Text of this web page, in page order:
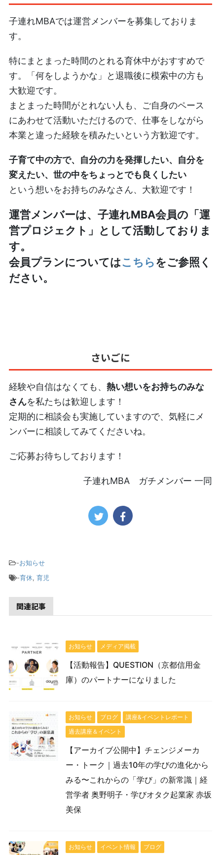
子連れMBAでは運営メンバーを募集しておりま
す。
特にまとまった時間のとれる育休中がおすすめで
す。「何をしようかな」と退職後に模索中の方も
大歓迎です。
まとまった時間がとれない人も、ご自身のペース
にあわせて活動いただけるので、仕事をしながら
本業と違った経験を積みたいという方歓迎です。
子育て中の方で、自分の力を発揮したい、自分を
変えたい、世の中をちょっとでも良くしたい
という想いをお持ちのみなさん、大歓迎です！
運営メンバーは、子連れMBA会員の「運
営プロジェクト」として活動しておりま
す。
会員プランについてはこちらをご参照く
ださい。
さいごに
経験や自信はなくても、 熱い想いをお持ちのみな
さんを私たちは歓迎します！
定期的に相談会も実施していますので、気軽にメ
ンバーに相談してみてくださいね。
ご応募お待ちしております！
子連れMBA ガチメンバー 一同
-お知らせ
-育休, 育児
関連記事
お知らせ メディア掲載
【活動報告】QUESTION（京都信用金
庫）のパートナーになりました
お知らせ ブログ
講座&イベントレポート
過去講座＆イベント
【アーカイブ公開中】チェンジメーカ
ー・トーク｜過去10年の学びの進化から
みる〜これからの「学び」の新常識｜経
営学者 奥野明子・学びオタク起業家 赤坂
美保
お知らせ イベント情報 ブログ